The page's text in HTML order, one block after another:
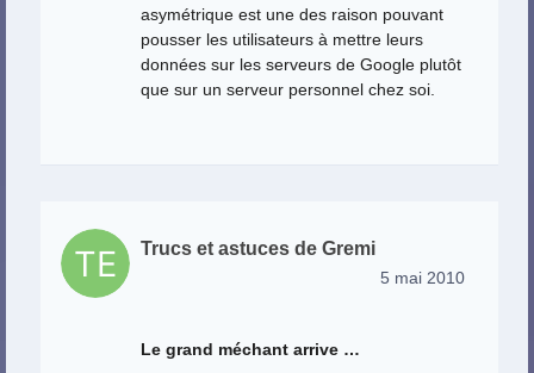
asymétrique est une des raison pouvant
pousser les utilisateurs à mettre leurs
données sur les serveurs de Google plutôt
que sur un serveur personnel chez soi.
Trucs et astuces de Gremi
5 mai 2010
Le grand méchant arrive …